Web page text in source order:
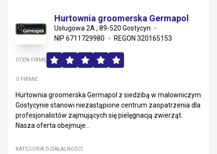
Hurtownia groomerska Germapol
Usługowa 2A , 89-520 Gostycyn
NIP 6711729980
REGON 320165153
O FIRMIE
Hurtownia groomerska Germapol z siedzibą w malowniczym
Gostycynie stanowi niezastąpione centrum zaopatrzenia dla
profesjonalistów zajmujących się pielęgnacją zwierząt.
Nasza oferta obejmuje...
KATEGORIA DZIAŁALNOŚCI
OCEŃ FIRMĘ